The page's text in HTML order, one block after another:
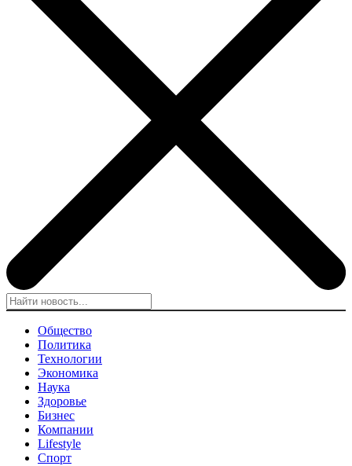
Общество
Политика
Технологии
Экономика
Наука
Здоровье
Бизнес
Компании
Lifestyle
Спорт